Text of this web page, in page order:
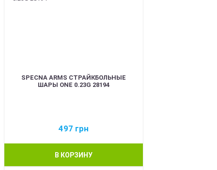
SPECNA ARMS СТРАЙКБОЛЬНЫЕ
ШАРЫ ONE 0.23G 28194
497 грн
В КОРЗИНУ